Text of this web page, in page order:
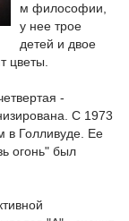
м философии,
у нее трое
детей и двое
цветы.
-
С 1973
в Голливуде. Ее
огонь" был